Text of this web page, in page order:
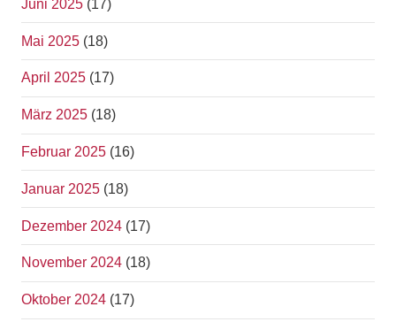
Juni 2025 (17)
Mai 2025 (18)
April 2025 (17)
März 2025 (18)
Februar 2025 (16)
Januar 2025 (18)
Dezember 2024 (17)
November 2024 (18)
Oktober 2024 (17)